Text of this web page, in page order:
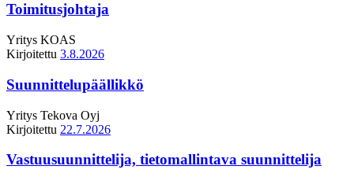
Toimitusjohtaja
Yritys KOAS
Kirjoitettu 3.8.2026
Suunnittelupäällikkö
Yritys Tekova Oyj
Kirjoitettu 22.7.2026
Vastuusuunnittelija, tietomallintava suunnittelija